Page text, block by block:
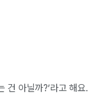
건 아닐까?’라고 해요.